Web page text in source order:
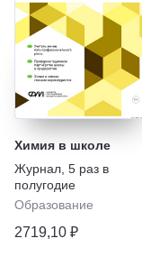
Химия в школе
Журнал 5 раз в
полугодие
Образование
2719,10 ₽